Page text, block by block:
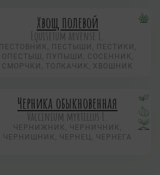
Хвощ полевой
Equisetum arvense L.
ПЕСТОВНИК, ПЕСТЫШИ, ПЕСТИКИ,
ОПЕСТЫШ, ПУПЫШИ, СОСЕННИК,
СМОРЧКИ, ТОЛКАЧИК, ХВОШНИК
Черника обыкновенная
Vaccinium myrtillus L.
ЧЕРНИЖНИК, ЧЕРНИЧНИК,
ЧЕРНИШНИК, ЧЕРНЕЦ, ЧЕРНЕГА